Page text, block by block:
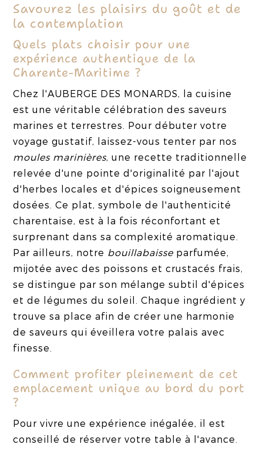
Savourez les plaisirs du goût et de
la contemplation
Quels plats choisir pour une
expérience authentique de la
Charente-Maritime ?
Chez l'AUBERGE DES MONARDS, la cuisine
est une véritable célébration des saveurs
marines et terrestres. Pour débuter votre
voyage gustatif, laissez-vous tenter par nos
moules marinières, une recette traditionnelle
relevée d'une pointe d'originalité par l'ajout
d'herbes locales et d'épices soigneusement
dosées. Ce plat, symbole de l'authenticité
charentaise, est à la fois réconfortant et
surprenant dans sa complexité aromatique.
Par ailleurs, notre bouillabaisse parfumée,
mijotée avec des poissons et crustacés frais,
se distingue par son mélange subtil d'épices
et de légumes du soleil. Chaque ingrédient y
trouve sa place afin de créer une harmonie
de saveurs qui éveillera votre palais avec
finesse.
Comment profiter pleinement de cet
emplacement unique au bord du port
?
Pour vivre une expérience inégalée, il est
conseillé de réserver votre table à l'avance.